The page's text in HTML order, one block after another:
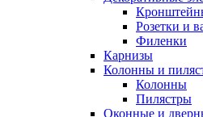
Розетки и
Филенки
Карнизы
Колонны и
Колонны
Пилястры
Оконные и